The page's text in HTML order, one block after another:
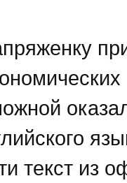
текст из